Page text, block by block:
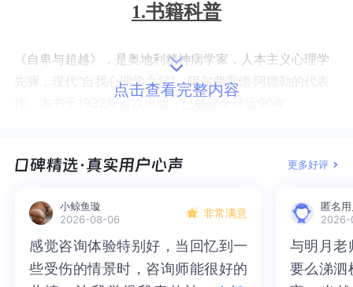
1.书籍科普
《自卑与超越》，是奥地利精神病学家，人本主义心理学
先驱，现代"自我心理学之父"，阿尔弗雷德·阿德勒的代表
幼患有佝偻病，身材矮小，对照着哥哥的强壮优秀，他感
的往事，是由于我罹患佝偻病，被绷带绑着坐在椅子上，
健康的哥哥坐我对面。他上蹿下跳，来去自如。而我每动
一下都会极度紧张，非常费力。每个人都尽力帮我，父母
更是呕心沥血。"5岁那年，他又得了肺炎，严重到差点丧
点击查看完整内容
更多好评
小鲸鱼璇
2026-08-06
非常满意
感觉咨询体验特别好，当回忆到一
些受伤的情景时，咨询师能很好的
感觉咨询体验特别好，当回忆到一
些受伤的情景时，咨询师能很好的
匿名
2026-
与明月老
要么涕泗
与明月老
要么涕泗